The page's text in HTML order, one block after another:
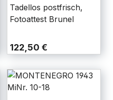
Tadellos postfrisch,
Fotoattest Brunel
122,50 €